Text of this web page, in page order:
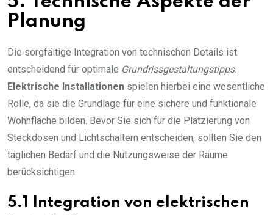
Planung
Die sorgfältige Integration von technischen Details ist
entscheidend für optimale Grundrissgestaltungstipps.
Elektrische Installationen spielen hierbei eine wesentliche
Rolle, da sie die Grundlage für eine sichere und funktionale
Wohnfläche bilden. Bevor Sie sich für die Platzierung von
Steckdosen und Lichtschaltern entscheiden, sollten Sie den
täglichen Bedarf und die Nutzungsweise der Räume
berücksichtigen.
5.1 Integration von elektrischen